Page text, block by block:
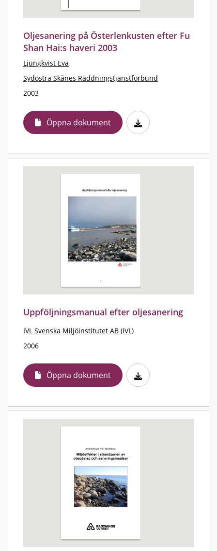
Oljesanering på Österlenkusten efter Fu
Shan Hai:s haveri 2003
Ljungkvist Eva
Sydöstra Skånes Räddningstjänstförbund
2003
Öppna dokument
Uppföljningsmanual efter oljesanering
IVL Svenska Miljöinstitutet AB (IVL)
2006
Öppna dokument